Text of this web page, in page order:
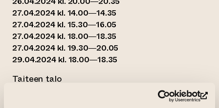
27.04.2024 kl. 14.00—14.35
27.04.2024 kl. 15.30—16.05
27.04.2024 kl. 18.00—18.35
27.04.2024 kl. 19.30—20.05
29.04.2024 kl. 18.00—18.35
Taiteen talo
Taiteen talo, Turun Kaupunginteatteri,
(leder till annan webbtjänst)